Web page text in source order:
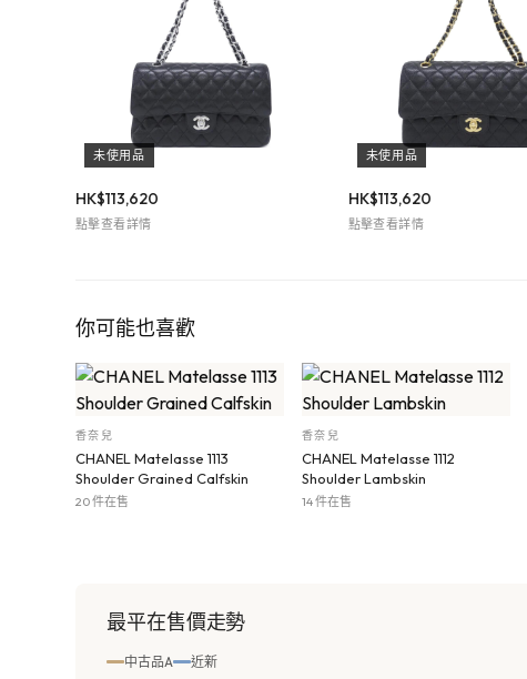
未使用品
HK$113,620
點擊查看詳情
未使用品
HK$113,620
點擊查看詳情
你可能也喜歡
香奈兒
CHANEL Matelasse 1113
Shoulder Grained Calfskin
20 件在售
香奈兒
CHANEL Matelasse 1112
Shoulder Lambskin
14 件在售
最平在售價走勢
中古品A 近新